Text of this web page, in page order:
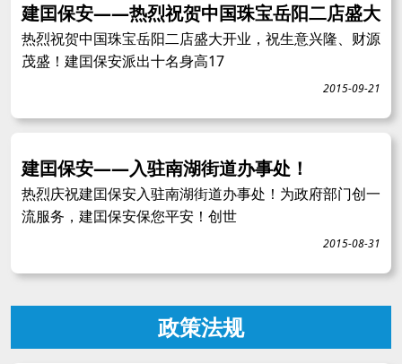
建囯保安——热烈祝贺中国珠宝岳阳二店盛大
热烈祝贺中国珠宝岳阳二店盛大开业，祝生意兴隆、财源
茂盛！建囯保安派出十名身高17
2015-09-21
建囯保安——入驻南湖街道办事处！
热烈庆祝建囯保安入驻南湖街道办事处！为政府部门创一
流服务，建囯保安保您平安！创世
2015-08-31
政策法规